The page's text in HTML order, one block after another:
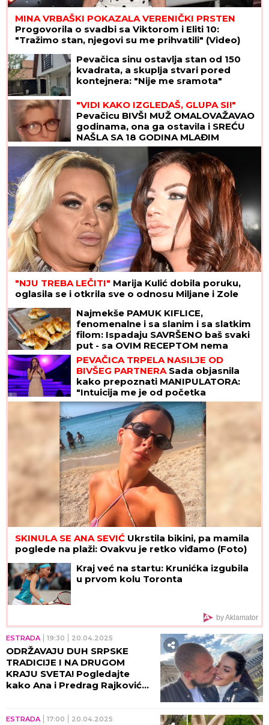
MINA VRBAŠKI POKAZALA VERENIČKI PRSTEN
Progovorila o svadbi sa Viktorom i Eliti 10:
"Tražimo stan, njegovi su me prihvatili" (Video)
Pevačica sinu ostavlja stan od 150
kvadrata, a skuplja stvari pored
kontejnera: "Nije me sramota"
"VIDI KAKO IZGLEDAŠ, GLUPA SI!"
Pevačicu BIVŠI MUŽ OMALOVAŽAVAO
godinama, ona ga ostavila i SREĆU
NAŠLA SA 18 GODINA MLAĐIM
"NJU TREBA LEČITI" Marija Kulić dobila poruku,
oglasila se i otkrila sve o odnosu Miljane i Zole
Najmekše PAMUK KIFLICE,
fenomenalne i sa slanim i sa slatkim
filom: Ispadaju SAVRŠENO baš svaki
put - sa OVIM RECEPTOM nema
greške
PEVAČICA TRPELA NASILJE OD
BIVŠEG PARTNERA Sada objasnila
kako prepoznati MANIPULATORA:
"Intuicija me je od početka
upozoravala"
SKINULA SE ANA SEVIĆ Ukrstila bikini, pa mamila
poglede na plaži: Ovakvu je retko viđamo (Foto)
Kraj već na startu: Krunićka izgubila
u prvom kolu Toronta
by Aklamator
ESTRADA 19:30 20.04.2025
ODRŽAVAJU DUH SRPSKE
TRADICIJE I NA DRUGOM
KRAJU SVETA! Pogledajte
kako Ana i Predrag Rajković
ESTRADA 17:00 20.04.2025